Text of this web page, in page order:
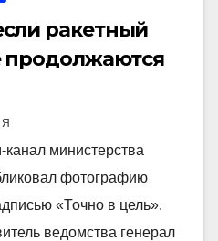
ракетный
продолжаются
министерства
фотографию
«Точно в цель».
ведомства генерал